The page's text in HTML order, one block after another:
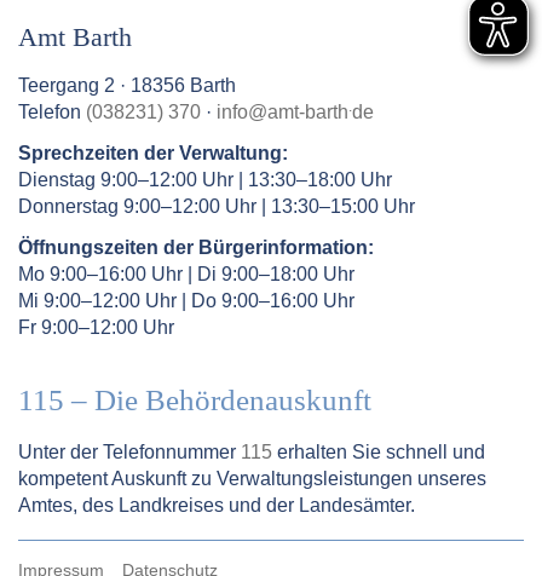
Amt Barth
Teergang 2 · 18356 Barth
Telefon (038231) 370 · info@amt-barth.de
Sprechzeiten der Verwaltung:
Dienstag 9:00–12:00 Uhr | 13:30–18:00 Uhr
Donnerstag 9:00–12:00 Uhr | 13:30–15:00 Uhr
Öffnungszeiten der Bürgerinformation:
Mo 9:00–16:00 Uhr | Di 9:00–18:00 Uhr
Mi 9:00–12:00 Uhr | Do 9:00–16:00 Uhr
Fr 9:00–12:00 Uhr
115 – Die Behördenauskunft
Unter der Telefonnummer 115 erhalten Sie schnell und
kompetent Auskunft zu Verwaltungsleistungen unseres
Amtes, des Landkreises und der Landesämter.
Impressum Datenschutz